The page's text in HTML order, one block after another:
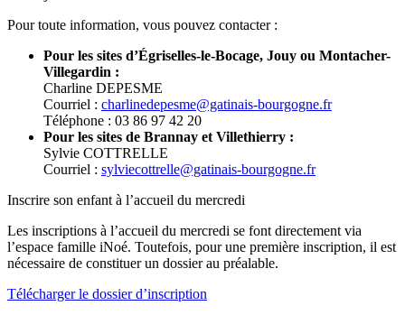
Pour toute information, vous pouvez contacter :
Pour les sites d’Égriselles-le-Bocage, Jouy ou Montacher-
Villegardin :
Charline DEPESME
Courriel : charlinedepesme@gatinais-bourgogne.fr
Téléphone : 03 86 97 42 20
Pour les sites de Brannay et Villethierry :
Sylvie COTTRELLE
Courriel : sylviecottrelle@gatinais-bourgogne.fr
Inscrire son enfant à l’accueil du mercredi
Les inscriptions à l’accueil du mercredi se font directement via
l’espace famille iNoé. Toutefois, pour une première inscription, il est
nécessaire de constituer un dossier au préalable.
Télécharger le dossier d’inscription